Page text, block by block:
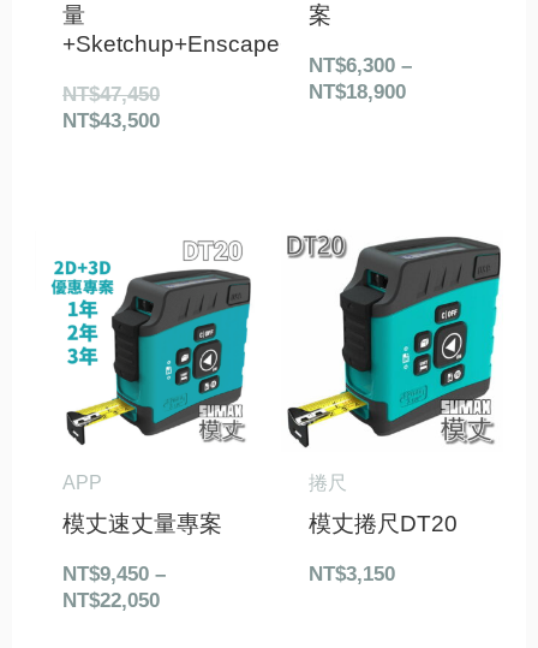
量
+Sketchup+Enscape+Layout
NT$47,450
NT$43,500
案
NT$6,300 –
NT$18,900
APP
模丈速丈量專案
NT$9,450 –
NT$22,050
格
範
圍：
NT$9,450
到
NT$22,050
捲尺
模丈捲尺DT20
NT$3,150